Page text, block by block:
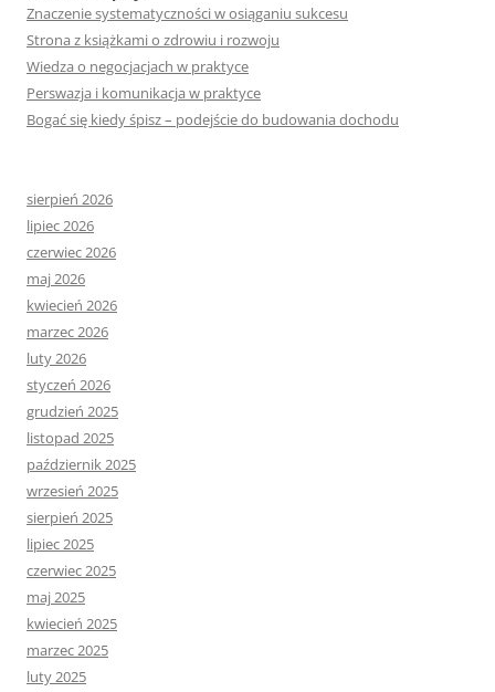
Znaczenie systematyczności w osiąganiu sukcesu
Strona z książkami o zdrowiu i rozwoju
Wiedza o negocjacjach w praktyce
Perswazja i komunikacja w praktyce
Bogać się kiedy śpisz – podejście do budowania dochodu
sierpień 2026
lipiec 2026
czerwiec 2026
maj 2026
kwiecień 2026
marzec 2026
luty 2026
styczeń 2026
grudzień 2025
listopad 2025
październik 2025
wrzesień 2025
sierpień 2025
lipiec 2025
czerwiec 2025
maj 2025
kwiecień 2025
marzec 2025
luty 2025